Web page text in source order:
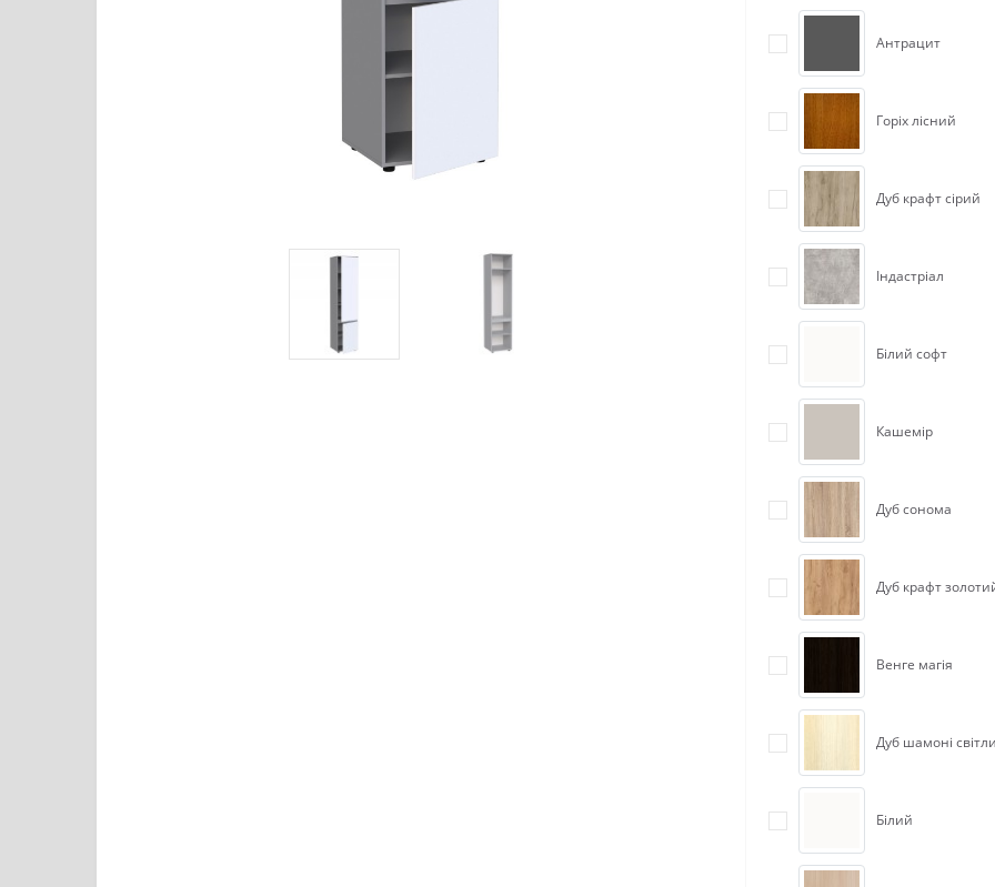
Антрацит
Горіх лісний
Дуб крафт сірий
Індастріал
Білий софт
Кашемір
Дуб сонома
Дуб крафт
Венге магія
Дуб шамоні
Білий